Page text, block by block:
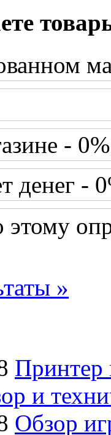
- 0%
денег -
этому
»
Принтер
и
Обзор